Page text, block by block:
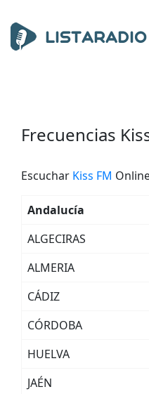
Frecuencias
Escuchar Kiss FM
Andalucía
ALGECIRAS
ALMERIA
CÁDIZ
CÓRDOBA
HUELVA
JAÉN